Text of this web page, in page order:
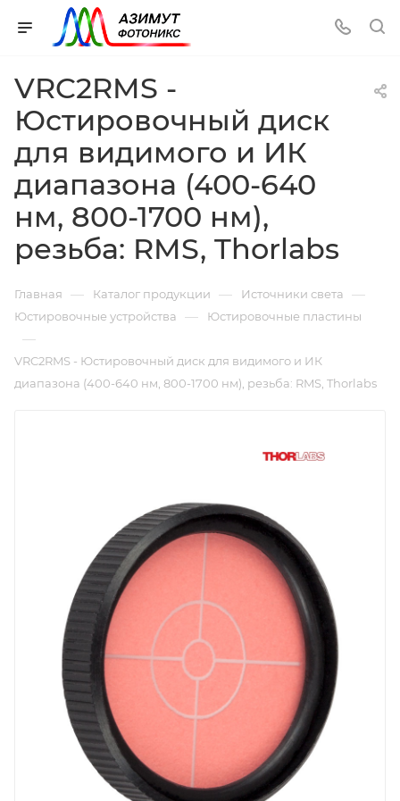
VRC2RMS -
Юстировочный диск
для видимого и ИК
диапазона (400-640
нм, 800-1700 нм),
резьба: RMS, Thorlabs
Главная — Каталог продукции — Источники света —
Юстировочные устройства — Юстировочные пластины
—
VRC2RMS - Юстировочный диск для видимого и ИК
диапазона (400-640 нм, 800-1700 нм), резьба: RMS, Thorlabs